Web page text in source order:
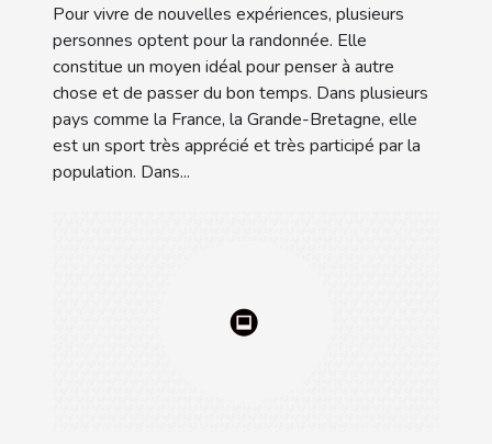
Pour vivre de nouvelles expériences, plusieurs
personnes optent pour la randonnée. Elle
constitue un moyen idéal pour penser à autre
chose et de passer du bon temps. Dans plusieurs
pays comme la France, la Grande-Bretagne, elle
est un sport très apprécié et très participé par la
population. Dans...